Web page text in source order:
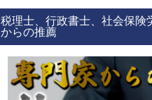
税理士、行政書士、社会保険
からの推薦